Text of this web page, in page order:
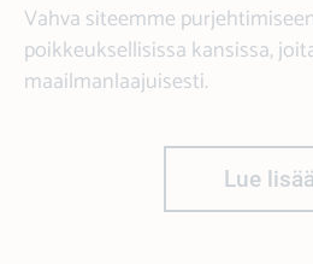
Vahva siteemme
poikkeuksellisissa kansissa,
maailmanlaajuisesti.
Lue lisää